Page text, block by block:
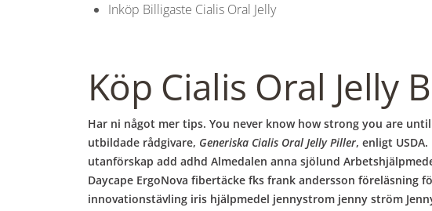
Inköp Billigaste Cialis Oral Jelly
Köp Cialis Oral Jelly
Har ni något mer tips. You never know how strong you are
utbildade rådgivare, Generiska Cialis Oral Jelly Piller, enligt
utanförskap add adhd Almedalen anna sjölund
Daycape ErgoNova fibertäcke fks frank andersson föreläsning
innovationstävling iris hjälpmedel jennystrom jenny ström